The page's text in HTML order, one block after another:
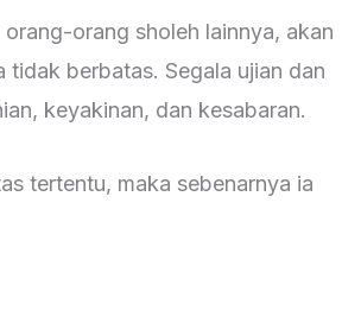
orang sholeh lainnya, akan
berbatas. Segala ujian dan
keyakinan, dan kesabaran.
tertentu, maka sebenarnya ia